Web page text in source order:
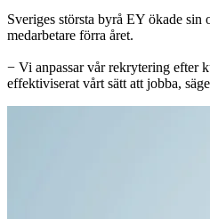
Sveriges största byrå EY ökade sin
medarbetare förra året.
− Vi anpassar vår rekrytering efter
effektiviserat vårt sätt att jobba,